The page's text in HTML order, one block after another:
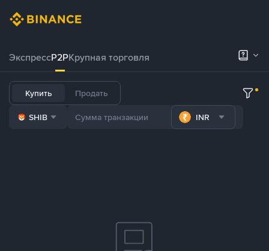
ЭкспрессP2PКрупная торговля
Купить Продать
SHIB INR